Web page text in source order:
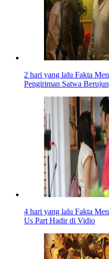
2 hari yang lalu Fakta
Pengiriman Satwa
4 hari yang lalu Fakta
Us Part Hadir di Vidio